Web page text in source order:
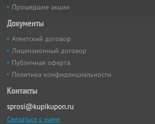
Прошедшие акции
Документы
Агентский договор
Лицензионный договор
Публичная оферта
Политика конфиденциальности
Контакты
sprosi@kupikupon.ru
Связаться с нами